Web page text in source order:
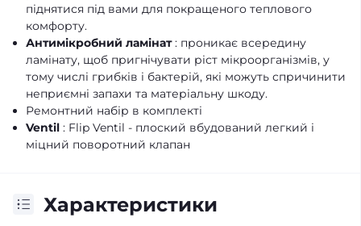
піднятися під вами для покращеного теплового
комфорту.
Антимікробний ламінат: проникає всередину
ламінату, щоб пригнічувати ріст мікроорганізмів, у
тому числі грибків і бактерій, які можуть спричинити
неприємні запахи та матеріальну шкоду.
Ремонтний набір в комплекті
Ventil : Flip Ventil - плоский вбудований легкий і
міцний поворотний клапан
Характеристики